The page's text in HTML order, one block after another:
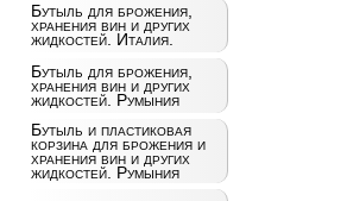
Бутыль для брожения,
хранения вин и других
жидкостей. Италия.
Бутыль для брожения,
хранения вин и других
жидкостей. Румыния
Бутыль и пластиковая
корзина для брожения и
хранения вин и других
жидкостей. Румыния